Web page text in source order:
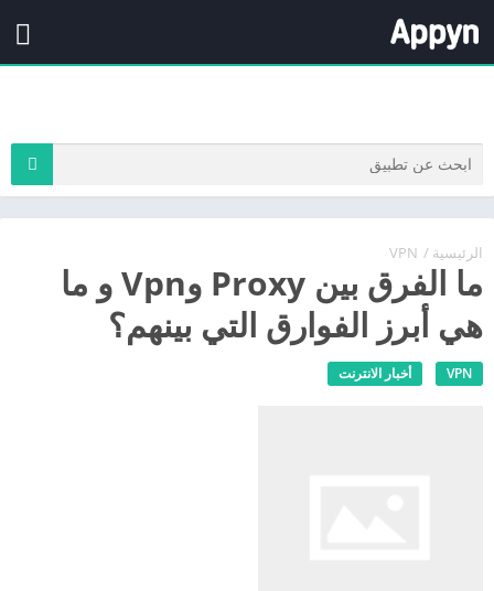
الرئيسية /
VPN
ما الفرق بين Proxy وVpn و ما
هي أبرز الفوارق التي بينهم؟
VPN أخبار الانترنت